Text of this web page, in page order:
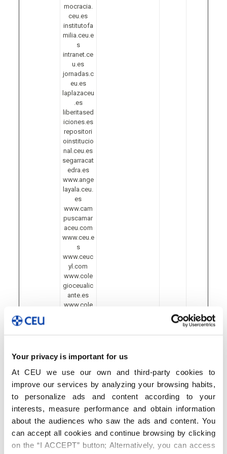
Your privacy is important for us
At CEU we use our own and third-party cookies to
improve our services by analyzing your browsing habits,
to personalize ads and content according to your
interests, measure performance and obtain information
about the audiences who saw the ads and content. You
can accept all cookies and continue browsing by clicking
on the “I ACCEPT” button; Alternatively, you can access
mocracia.
ceu.es
institutofa
milia.ceu.e
s
intranet.ce
u.es
jornadas.c
eu.es
laplazaceu
.es
liberitased
iciones.es
repositori
oinstitucio
nal.ceu.es
segarracat
edra.es
www.ange
layala.ceu.
es
www.cam
puscamar
aceu.com
www.ceu.e
s
www.ceuc
yl.com
www.cole
gioceualic
ante.es
www.cole
.es
gioceumo
nteprincip
e.es
www.cole
cia.es
www.cole
gioceusan
chinarro.e
www.cole